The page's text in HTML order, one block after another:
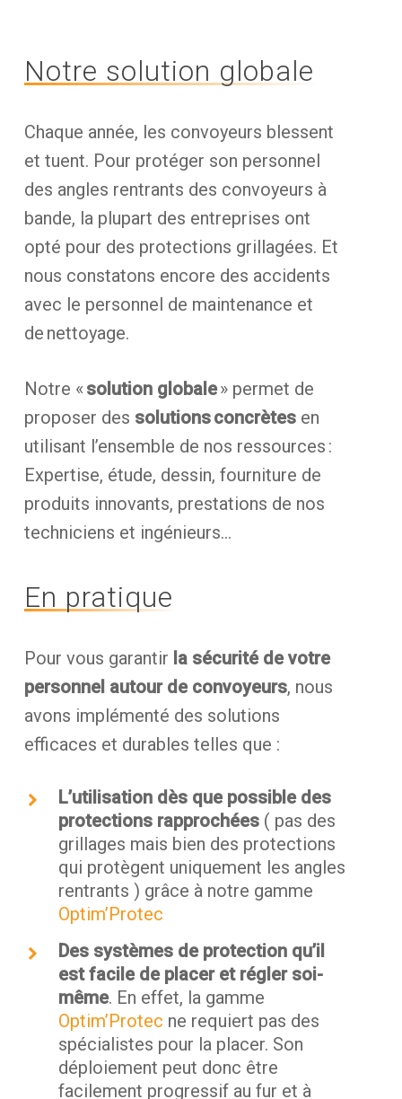
Notre solution globale
Chaque année, les convoyeurs blessent
et tuent. Pour protéger son personnel
des angles rentrants des convoyeurs à
bande, la plupart des entreprises ont
opté pour des protections grillagées. Et
nous constatons encore des accidents
avec le personnel de maintenance et
de nettoyage.
Notre «solution globale» permet de
proposer des solutions concrètesen
utilisant l’ensemble de nos ressources :
Expertise, étude, dessin, fourniture de
produits innovants, prestations de nos
techniciens et ingénieurs…
En pratique
Pour vous garantir la sécurité de votre
personnel autour de convoyeurs, nous
avons implémenté des solutions
efficaces et durables telles que :
L’utilisation dès que possible des
protections rapprochées( pas des
grillages mais bien des protections
qui protègent uniquement les angles
rentrants ) grâce à notre gamme
Optim’Protec
Des systèmes de protection qu’il
est facile de placer et régler soi-
même. En effet, la gamme
Optim’Protec ne requiert pas des
spécialistes pour la placer. Son
déploiement peut donc être
facilement progressif au fur et à